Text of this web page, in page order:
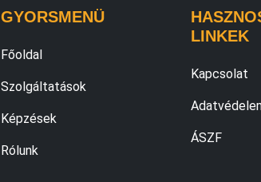
GYORSMENÜ
Főoldal
Szolgáltatások
Képzések
Rólunk
LINKEK
Kapcsolat
ÁSZF